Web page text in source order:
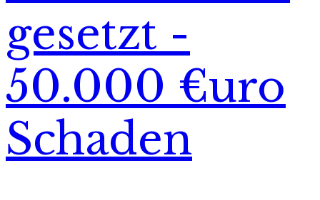
gesetzt -
50.000 €uro
Schaden